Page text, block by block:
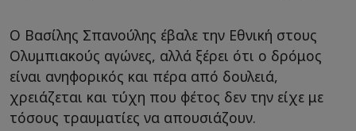
Ο Βασίλης Σπανούλης έβαλε την Εθνική στους
Ολυμπιακούς αγώνες, αλλά ξέρει ότι ο δρόμος
είναι ανηφορικός και πέρα από δουλειά,
χρειάζεται και τύχη που φέτος δεν την είχε με
τόσους τραυματίες να απουσιάζουν.